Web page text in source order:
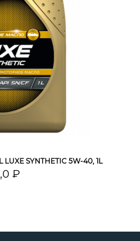
SYNTHETIC 5W-40, 1L
₽